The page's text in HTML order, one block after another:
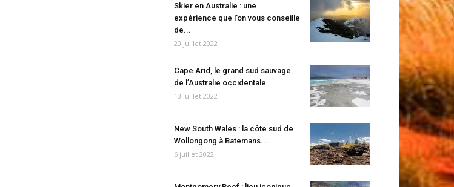
Skier en Australie : une
expérience que l’on vous conseille
de...
20 juillet 2022
Cape Arid, le grand sud sauvage
de l’Australie occidentale
13 juillet 2022
New South Wales : la côte sud de
Wollongong à Batemans...
6 juillet 2022